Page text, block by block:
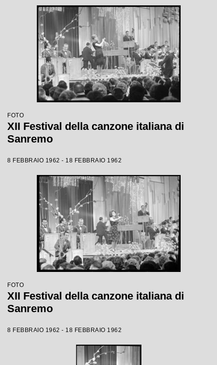
FOTO
XII Festival della canzone italiana di
Sanremo
8 FEBBRAIO 1962 - 18 FEBBRAIO 1962
FOTO
XII Festival della canzone italiana di
Sanremo
8 FEBBRAIO 1962 - 18 FEBBRAIO 1962